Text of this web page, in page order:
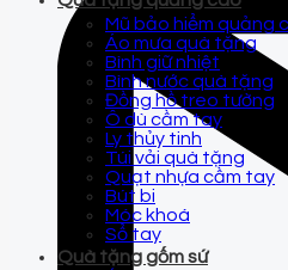
Mũ bảo hiểm quảng
Áo mưa quà tặng
Bình giữ nhiệt
Bình nước quà tặng
Đồng hồ treo tường
Ô dù cầm tay
Ly thủy tinh
Túi vải quà tặng
Quạt nhựa cầm tay
Bút bi
Móc khoá
Sổ tay
Quà tặng gốm sứ